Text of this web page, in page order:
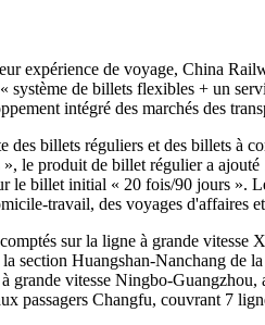
expérience de voyage, China
de billets flexibles + un
intégré des marchés des
billets réguliers et des billets à
le produit de billet régulier a
billet initial « 20 fois/90 jours ».
travail, des voyages d'affaires
sur la ligne à grande
section Huangshan-Nanchang de
vitesse Ningbo-
passagers Changfu, couvrant 7